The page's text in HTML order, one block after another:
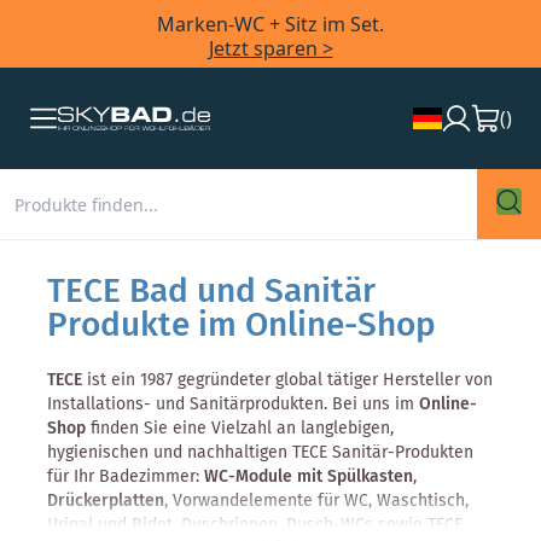
Marken-WC + Sitz im Set.
Jetzt sparen >
()
TECE Bad und Sanitär
Produkte im Online-Shop
TECE ist ein 1987 gegründeter global tätiger Hersteller von
Installations- und Sanitärprodukten. Bei uns im Online-
Shopfinden Sie eine Vielzahl an langlebigen,
hygienischen und nachhaltigen TECE Sanitär-Produkten
für Ihr Badezimmer:WC-Module mit Spülkasten,
Drückerplatten, Vorwandelemente für WC, Waschtisch,
Urinal und Bidet, Duschrinnen, Dusch-WCs sowie TECE